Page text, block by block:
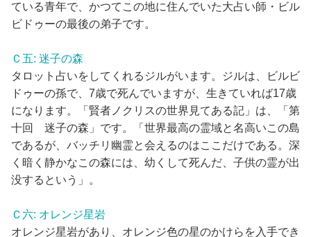
ている青年で、かつてこの地に住んでいた大占い師・ビル
ビドゥーの最後の弟子です。
Ｃ五: 迷子の森
タロット占いをしてくれるジルがいます。ジルは、ビルビ
ドゥーの孫で、7歳で死んでいますが、生きていれば17歳
になります。「賢者ノクリスの世界見てある記」は、「第
十回 迷子の森」です。「世界最高の霊域と名高いこの島
であるが、バッチリ幽霊と会えるのはここだけである。深
く暗く静かなこの森には、幼くして死んだ、子供の霊が出
没するという」。
Ｃ六: オレンジ星岩
オレンジ星岩があり、オレンジ色の星のかけらを入手でき